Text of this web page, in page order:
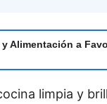
Alimentación a
limpia y